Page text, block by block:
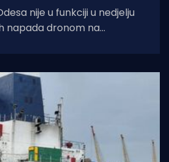
nije u funkciji u nedjelju
napada dronom na